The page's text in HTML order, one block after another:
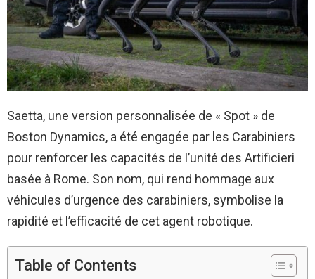
Saetta, une version personnalisée de « Spot » de
Boston Dynamics, a été engagée par les Carabiniers
pour renforcer les capacités de l’unité des Artificieri
basée à Rome. Son nom, qui rend hommage aux
véhicules d’urgence des carabiniers, symbolise la
rapidité et l’efficacité de cet agent robotique.
Table of Contents